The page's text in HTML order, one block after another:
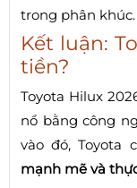
trong phân khúc.
Kết luận:
tiền?
Toyota Hilux
nổ bằng công
vào đó, Toyota
mạnh mẽ và